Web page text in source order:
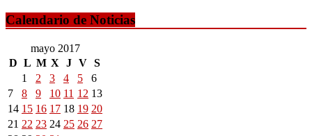
Calendario de Noticias
mayo 2017
D L M X J V S
1
2 3 4 5
6
7
8 9 10 11 12 13
14 15 16 17 18 19 20
21 22 23 24 25 26 27